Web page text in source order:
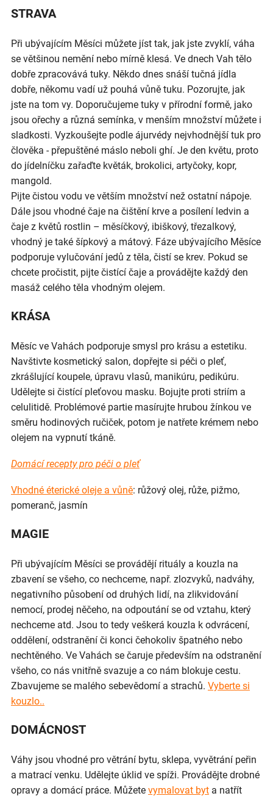
STRAVA
Při ubývajícím Měsíci můžete jíst tak, jak jste zvyklí, váha
se většinou nemění nebo mírně klesá. Ve dnech Vah tělo
dobře zpracovává tuky. Někdo dnes snáší tučná jídla
dobře, někomu vadí už pouhá vůně tuku. Pozorujte, jak
jste na tom vy. Doporučujeme tuky v přírodní formě, jako
jsou ořechy a různá semínka, v menším množství můžete i
sladkosti. Vyzkoušejte podle ájurvédy nejvhodnější tuk pro
člověka - přepuštěné máslo neboli ghí. Je den květu, proto
do jídelníčku zařaďte květák, brokolici, artyčoky, kopr,
mangold.
Pijte čistou vodu ve větším množství než ostatní nápoje.
Dále jsou vhodné čaje na čištění krve a posílení ledvin a
čaje z květů rostlin – měsíčkový, ibiškový, třezalkový,
vhodný je také šípkový a mátový. Fáze ubývajícího Měsíce
podporuje vylučování jedů z těla, čistí se krev. Pokud se
chcete pročistit, pijte čistící čaje a provádějte každý den
masáž celého těla vhodným olejem.
KRÁSA
Měsíc ve Vahách podporuje smysl pro krásu a estetiku.
Navštivte kosmetický salon, dopřejte si péči o pleť,
zkrášlující koupele, úpravu vlasů, manikúru, pedikúru.
Udělejte si čistící pleťovou masku. Bojujte proti striím a
celulitidě. Problémové partie masírujte hrubou žínkou ve
směru hodinových ručiček, potom je natřete krémem nebo
olejem na vypnutí tkáně.
Domácí recepty pro péči o pleť
Vhodné éterické oleje a vůně: růžový olej, růže, pižmo,
pomeranč, jasmín
MAGIE
Při ubývajícím Měsíci se provádějí rituály a kouzla na
zbavení se všeho, co nechceme, např. zlozvyků, nadváhy,
negativního působení od druhých lidí, na zlikvidování
nemocí, prodej něčeho, na odpoutání se od vztahu, který
nechceme atd. Jsou to tedy veškerá kouzla k odvrácení,
oddělení, odstranění či konci čehokoliv špatného nebo
nechtěného. Ve Vahách se čaruje především na odstranění
všeho, co nás vnitřně svazuje a co nám blokuje cestu.
Zbavujeme se malého sebevědomí a strachů. Vyberte si
kouzlo..
DOMÁCNOST
Váhy jsou vhodné pro větrání bytu, sklepa, vyvětrání peřin
a matrací venku. Udělejte úklid ve spíži. Provádějte drobné
opravy a domácí práce. Můžete vymalovat byt a natřít